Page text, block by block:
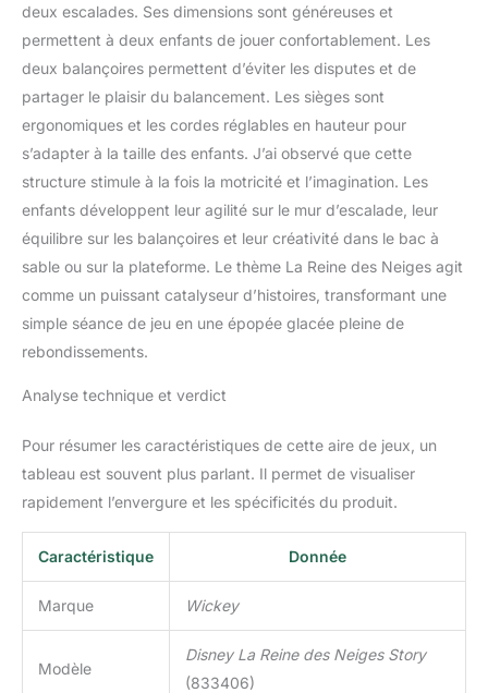
deux escalades. Ses dimensions sont généreuses et
permettent à deux enfants de jouer confortablement. Les
deux balançoires permettent d’éviter les disputes et de
partager le plaisir du balancement. Les sièges sont
ergonomiques et les cordes réglables en hauteur pour
s’adapter à la taille des enfants. J’ai observé que cette
structure stimule à la fois la motricité et l’imagination. Les
enfants développent leur agilité sur le mur d’escalade, leur
équilibre sur les balançoires et leur créativité dans le bac à
sable ou sur la plateforme. Le thème La Reine des Neiges agit
comme un puissant catalyseur d’histoires, transformant une
simple séance de jeu en une épopée glacée pleine de
rebondissements.
Analyse technique et verdict
Pour résumer les caractéristiques de cette aire de jeux, un
tableau est souvent plus parlant. Il permet de visualiser
rapidement l’envergure et les spécificités du produit.
Caractéristique Donnée
Marque Wickey
Modèle
Disney La Reine des Neiges Story
(833406)